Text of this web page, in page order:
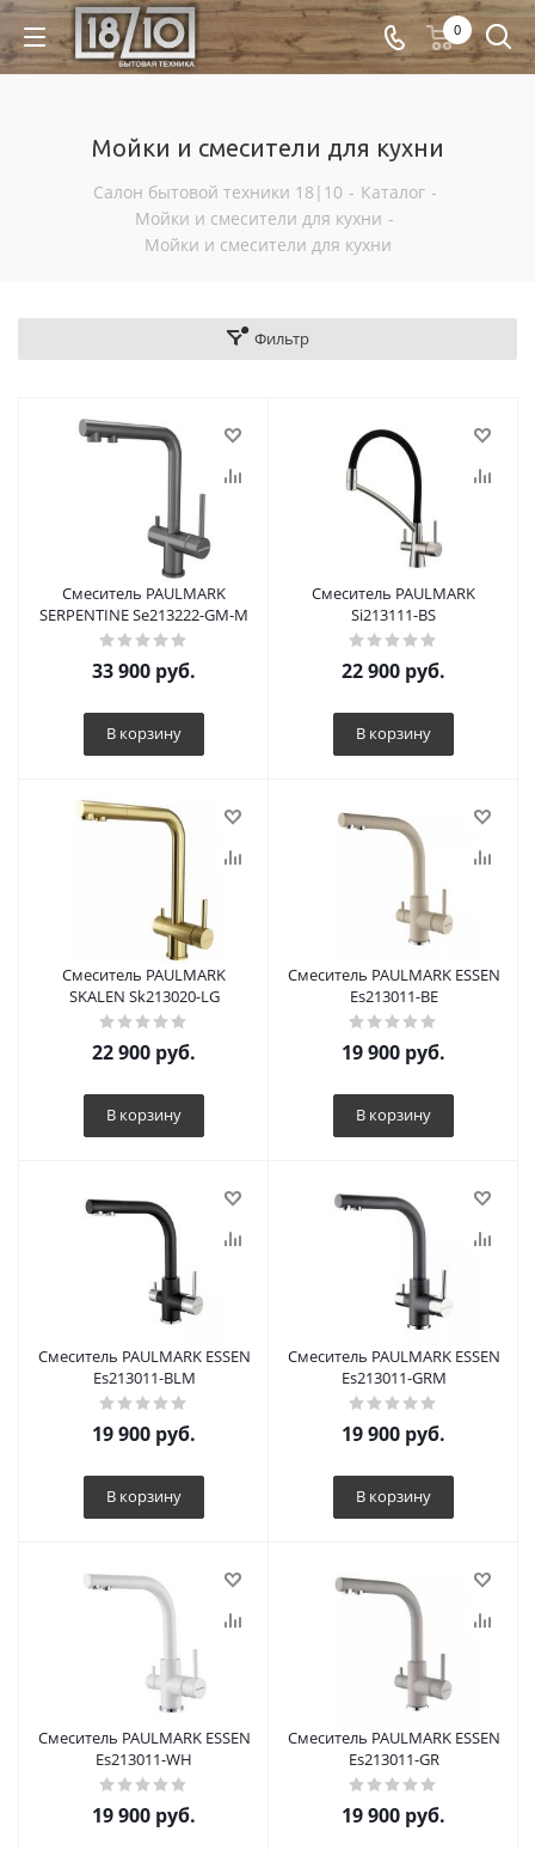
0
Мойки и смесители для кухни
Салон бытовой техники 18|10 - Каталог -
Мойки и смесители для кухни -
Мойки и смесители для кухни
Фильтр
Смеситель PAULMARK
SERPENTINE Se213222-GM-M
33 900 руб.
В корзину
Смеситель PAULMARK
Si213111-BS
22 900 руб.
В корзину
Смеситель PAULMARK
SKALEN Sk213020-LG
22 900 руб.
В корзину
Смеситель PAULMARK ESSEN
Es213011-BE
19 900 руб.
В корзину
Смеситель PAULMARK ESSEN
Es213011-BLM
19 900 руб.
В корзину
Смеситель PAULMARK ESSEN
Es213011-GRM
19 900 руб.
В корзину
Смеситель PAULMARK ESSEN
Es213011-WH
19 900 руб.
Смеситель PAULMARK ESSEN
Es213011-GR
19 900 руб.